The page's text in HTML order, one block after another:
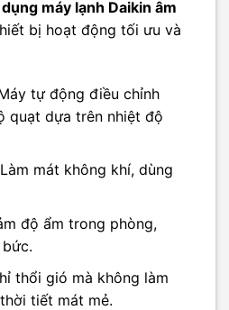
máy lạnh Daikin âm
bị hoạt động tối ưu và
tự động điều chỉnh
quạt dựa trên nhiệt độ
Làm mát không khí, dùng
độ ẩm trong phòng,
thổi gió mà không làm
tiết mát mẻ.